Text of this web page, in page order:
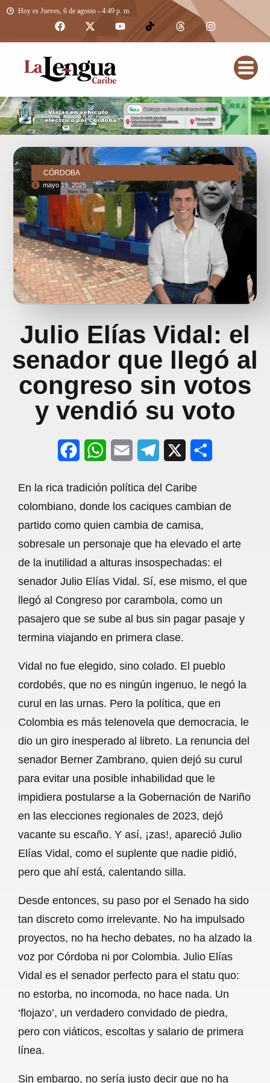
Hoy es Jueves, 6 de agosto - 4:49 p. m.
CÓRDOBA
mayo 19, 2025
Julio Elías Vidal: el
senador que llegó al
congreso sin votos
y vendió su voto
c
o
o
k
W
a
A
p
p
a l
r
a
m
En la rica tradición política del Caribe
colombiano, donde los caciques cambian de
partido como quien cambia de camisa,
sobresale un personaje que ha elevado el arte
de la inutilidad a alturas insospechadas: el
senador Julio Elías Vidal. Sí, ese mismo, el que
llegó al Congreso por carambola, como un
pasajero que se sube al bus sin pagar pasaje y
termina viajando en primera clase.
Vidal no fue elegido, sino colado. El pueblo
cordobés, que no es ningún ingenuo, le negó la
curul en las urnas. Pero la política, que en
Colombia es más telenovela que democracia, le
dio un giro inesperado al libreto. La renuncia del
senador Berner Zambrano, quien dejó su curul
para evitar una posible inhabilidad que le
impidiera postularse a la Gobernación de Nariño
en las elecciones regionales de 2023, dejó
vacante su escaño. Y así, ¡zas!, apareció Julio
Elías Vidal, como el suplente que nadie pidió,
pero que ahí está, calentando silla.
Desde entonces, su paso por el Senado ha sido
tan discreto como irrelevante. No ha impulsado
proyectos, no ha hecho debates, no ha alzado la
voz por Córdoba ni por Colombia. Julio Elías
Vidal es el senador perfecto para el statu quo:
no estorba, no incomoda, no hace nada. Un
‘flojazo’, un verdadero convidado de piedra,
pero con viáticos, escoltas y salario de primera
línea.
Sin embargo, no sería justo decir que no ha